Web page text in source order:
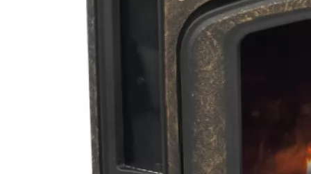
Комплектующие для дымоходов
Товары со скидкой
Оптовым клиентам
Доставка и оплата